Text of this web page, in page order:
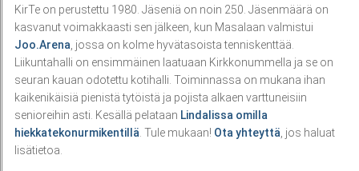
KirTe on perustettu 1980. Jäseniä on noin 250. Jäsenmäärä on
kasvanut voimakkaasti sen jälkeen, kun Masalaan valmistui
Joo.Arena, jossa on kolme hyvätasoista tenniskenttää.
Liikuntahalli on ensimmäinen laatuaan Kirkkonummella ja se on
seuran kauan odotettu kotihalli. Toiminnassa on mukana ihan
kaikenikäisiä pienistä tytöistä ja pojista alkaen varttuneisiin
senioreihin asti. Kesällä pelataan Lindalissa omilla
hiekkatekonurmikentillä. Tule mukaan! Ota yhteyttä, jos haluat
lisätietoa.